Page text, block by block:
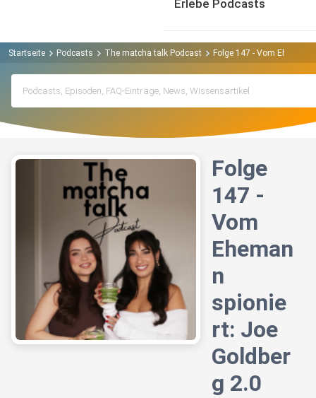
Erlebe Podcasts
Startseite Podcasts The matcha talk Podcast Folge 147 - Vom
Folge
147 -
Vom
Eheman
n
spionie
rt: Joe
Goldber
g 2.0